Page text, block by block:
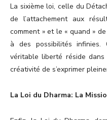
La sixième loi, celle du
de l’attachement aux
comment » et le « quand »
à des possibilités
véritable liberté réside
créativité de s’exprimer
La Loi du Dharma: La